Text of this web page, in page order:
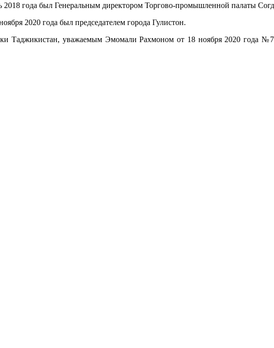
2018 года был Генеральным директором Торгово-промышленной палаты
2020 года был председателем города Гулистон.
Таджикистан, уважаемым Эмомали Рахмоном от 18 ноября 2020 года